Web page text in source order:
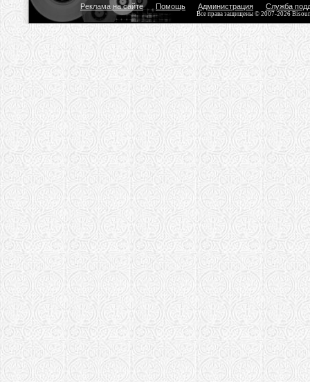
Реклама на сайте Помощь Администрация Служба
Все права защищены © 2007-2026